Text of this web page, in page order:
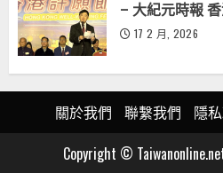
– 大紀元時報
17 2 月, 2026
關於我們 聯繫我們 隱
Copyright ©